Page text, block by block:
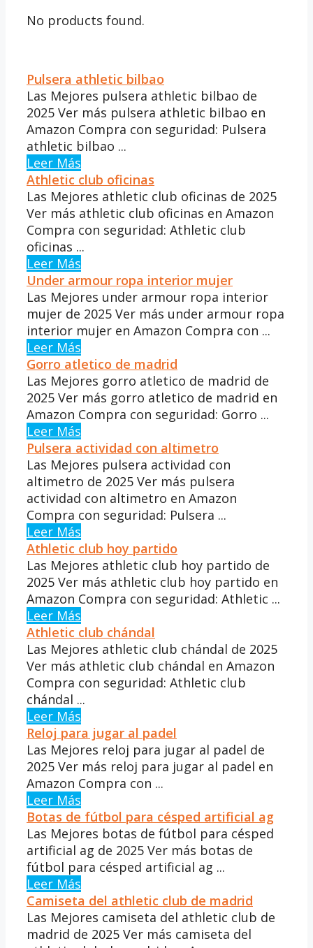
No products found.
Pulsera athletic bilbao
Las Mejores pulsera athletic bilbao de
2025 Ver más pulsera athletic bilbao en
Amazon Compra con seguridad: Pulsera
athletic bilbao ...
Leer Más
Athletic club oficinas
Las Mejores athletic club oficinas de 2025
Ver más athletic club oficinas en Amazon
Compra con seguridad: Athletic club
oficinas ...
Leer Más
Under armour ropa interior mujer
Las Mejores under armour ropa interior
mujer de 2025 Ver más under armour ropa
interior mujer en Amazon Compra con ...
Leer Más
Gorro atletico de madrid
Las Mejores gorro atletico de madrid de
2025 Ver más gorro atletico de madrid en
Amazon Compra con seguridad: Gorro ...
Leer Más
Pulsera actividad con altimetro
Las Mejores pulsera actividad con
altimetro de 2025 Ver más pulsera
actividad con altimetro en Amazon
Compra con seguridad: Pulsera ...
Leer Más
Athletic club hoy partido
Las Mejores athletic club hoy partido de
2025 Ver más athletic club hoy partido en
Amazon Compra con seguridad: Athletic ...
Leer Más
Athletic club chándal
Las Mejores athletic club chándal de 2025
Ver más athletic club chándal en Amazon
Compra con seguridad: Athletic club
chándal ...
Leer Más
Reloj para jugar al padel
Las Mejores reloj para jugar al padel de
2025 Ver más reloj para jugar al padel en
Amazon Compra con ...
Leer Más
Botas de fútbol para césped artificial ag
Las Mejores botas de fútbol para césped
artificial ag de 2025 Ver más botas de
fútbol para césped artificial ag ...
Leer Más
Camiseta del athletic club de madrid
Las Mejores camiseta del athletic club de
madrid de 2025 Ver más camiseta del